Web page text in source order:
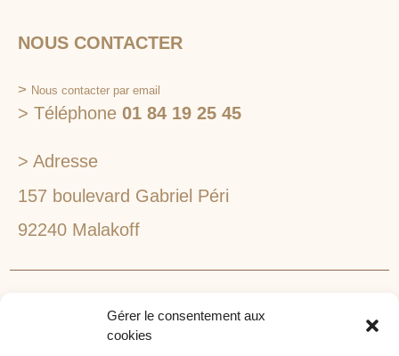
Gérer le consentement aux
cookies
NOUS CONTACTER
> Nous contacter par email
> Téléphone 01 84 19 25 45
> Adresse
157 boulevard Gabriel Péri
92240 Malakoff
1lieu1salle est spécialisé dans la recherche de lieux